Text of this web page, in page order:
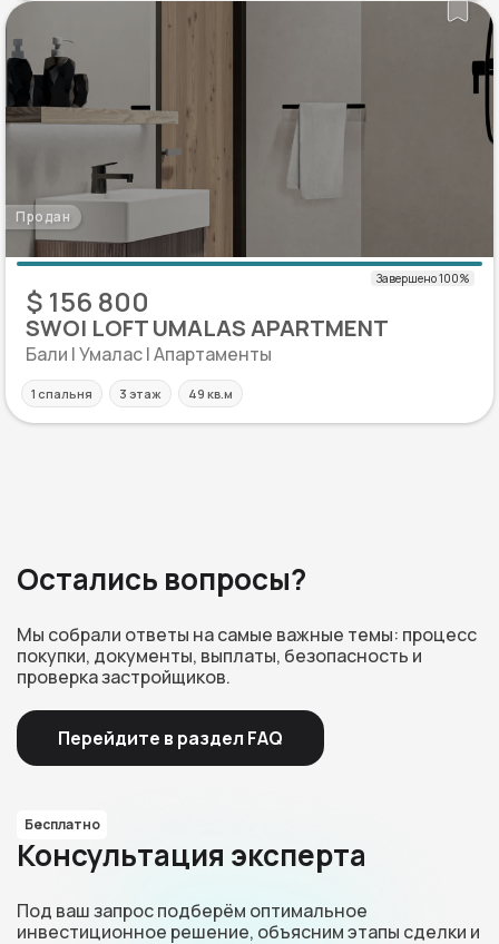
Продан
$ 156 800
SWOI LOFT UMALAS APARTMENT
Бали | Умалас | Апартаменты
1 спальня 3 этаж 49 кв.м
Остались вопросы?
Мы собрали ответы на самые важные темы: процесс
покупки, документы, выплаты, безопасность и
проверка застройщиков.
Перейдите в раздел FAQ
Бесплатно
Консультация эксперта
Под ваш запрос подберём оптимальное
инвестиционное решение, объясним этапы сделки и